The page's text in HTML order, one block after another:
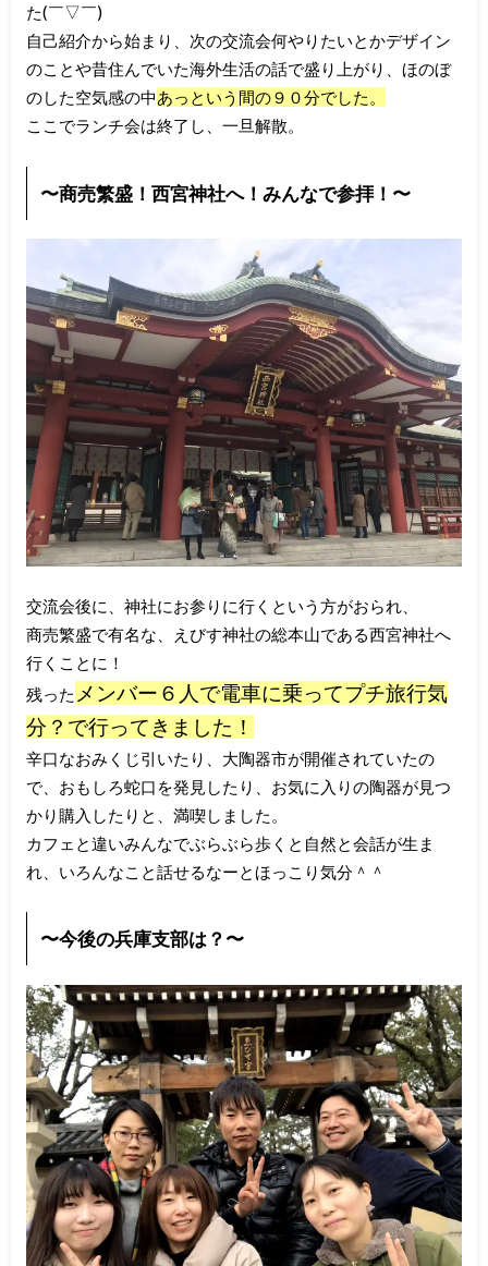
た(￣▽￣)
自己紹介から始まり、次の交流会何やりたいとかデザイン
のことや昔住んでいた海外生活の話で盛り上がり、ほのぼ
のした空気感の中あっという間の９０分でした。
ここでランチ会は終了し、一旦解散。
〜商売繁盛！西宮神社へ！みんなで参拝！〜
交流会後に、神社にお参りに行くという方がおられ、
商売繁盛で有名な、えびす神社の総本山である西宮神社へ
行くことに！
残った メンバー６人で電車に乗ってプチ旅行気
分？で行ってきました！
辛口なおみくじ引いたり、大陶器市が開催されていたの
で、おもしろ蛇口を発見したり、お気に入りの陶器が見つ
かり購入したりと、満喫しました。
カフェと違いみんなでぶらぶら歩くと自然と会話が生ま
れ、いろんなこと話せるなーとほっこり気分＾＾
〜今後の兵庫支部は？〜